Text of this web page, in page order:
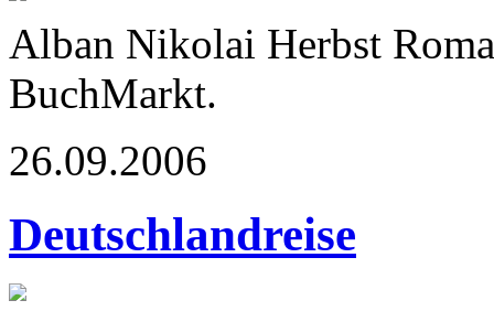
Alban Nikolai Herbst
BuchMarkt.
26.09.2006
Deutschlandreise